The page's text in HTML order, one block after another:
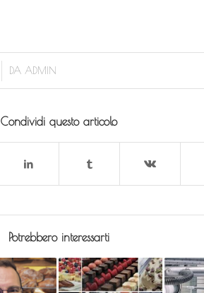
DA ADMIN
Condividi questo articolo
Potrebbero interessarti